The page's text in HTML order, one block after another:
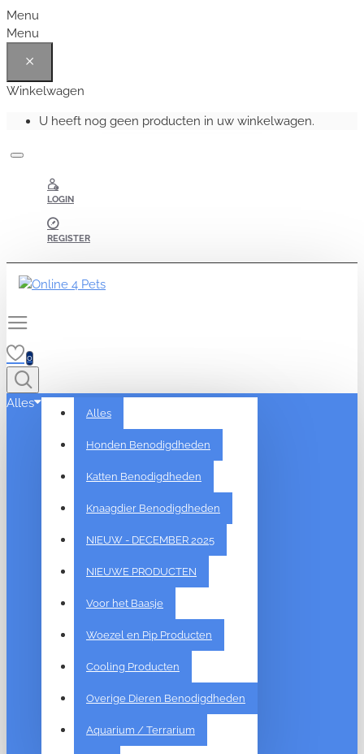
Menu
Menu
Winkelwagen
U heeft nog geen producten in uw winkelwagen.
LOGIN
REGISTER
0
Alles
Alles
Honden Benodigdheden
Katten Benodigdheden
Knaagdier Benodigdheden
NIEUW - DECEMBER 2025
NIEUWE PRODUCTEN
Voor het Baasje
Woezel en Pip Producten
Cooling Producten
Overige Dieren Benodigdheden
Aquarium / Terrarium